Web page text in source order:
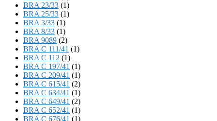
BRA 23/33 (1)
BRA 25/33 (1)
BRA 3/33 (1)
BRA 8/33 (1)
BRA 9089 (2)
BRA C 111/41 (1)
BRA C 112 (1)
BRA C 197/41 (1)
BRA C 209/41 (1)
BRA C 615/41 (2)
BRA C 634/41 (1)
BRA C 649/41 (2)
BRA C 652/41 (1)
BRA C 676/41 (1)